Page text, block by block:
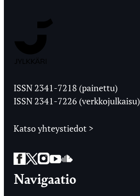
Ylioppilaslehti
ISSN 2341-7218 (painettu)
ISSN 2341-7226 (verkkojulkaisu)
Katso yhteystiedot >
Facebook
Twitter
Instagram
YouTube
SoundCloud
Navigaatio